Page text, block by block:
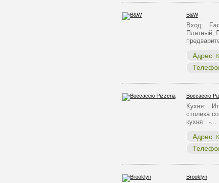
B&W
Вход:
Платный,
Адрес:
Boccaccio
Кухня:
столика
кухня -…
Адрес:
Brooklyn